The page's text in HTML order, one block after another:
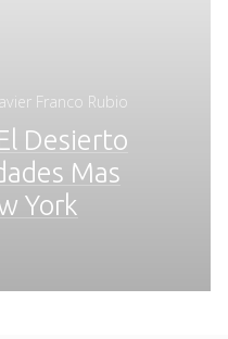
Franco Rubio
Desierto
Mas
York